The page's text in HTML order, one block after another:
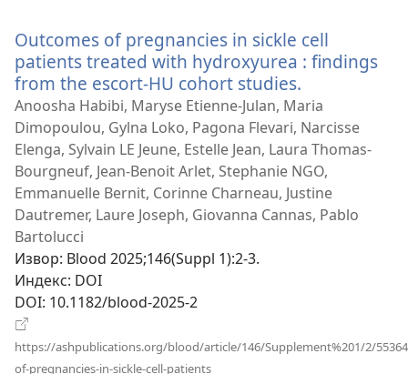
Outcomes of pregnancies in sickle cell
patients treated with hydroxyurea : findings
from the escort-HU cohort studies.
нови
прозор)
Anoosha Habibi, Maryse Etienne-Julan, Maria
Dimopoulou, Gylna Loko, Pagona Flevari, Narcisse
Elenga, Sylvain LE Jeune, Estelle Jean, Laura Thomas-
Bourgneuf, Jean-Benoit Arlet, Stephanie NGO,
Emmanuelle Bernit, Corinne Charneau, Justine
Dautremer, Laure Joseph, Giovanna Cannas, Pablo
Bartolucci
Извор‎: Blood 2025;146(Suppl 1):2-3.
Индекс‎: DOI
DOI‎: 10.1182/blood-2025-2
https://ashpublications.org/blood/article/146/Supplement%201/2/
of-pregnancies-in-sickle-cell-patients